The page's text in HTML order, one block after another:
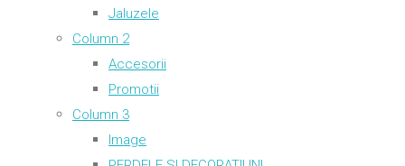
Jaluzele
Column 2
Accesorii
Promotii
Column 3
Image